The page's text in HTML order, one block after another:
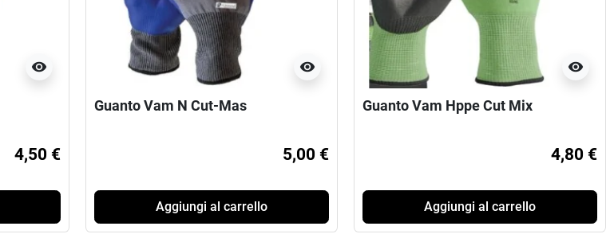
visibility
4,50 €
visibility
Guanto Vam N Cut-Mas
5,00 €
Aggiungi al carrello
visibility
Guanto Vam Hppe Cut Mix
4,80 €
Aggiungi al carrello